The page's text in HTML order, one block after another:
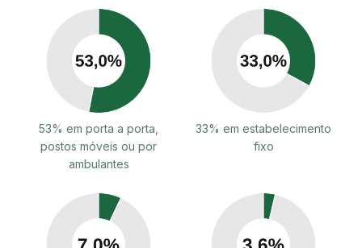
53% em porta a porta,
postos móveis ou por
ambulantes
33% em estabelecimento
fixo